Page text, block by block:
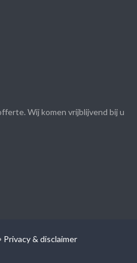
Wij komen vrijblijvend bij u
Privacy & disclaimer